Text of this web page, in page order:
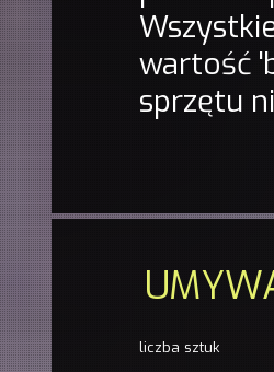
wartość
sprzętu
liczba sztuk